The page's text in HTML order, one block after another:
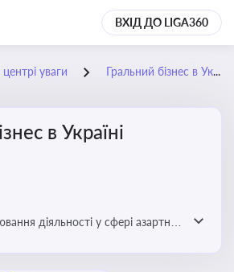
ВХІД ДО LIGA360
уваги Гральний бізнес в Україні
в Україні
діяльності у сфері азартних